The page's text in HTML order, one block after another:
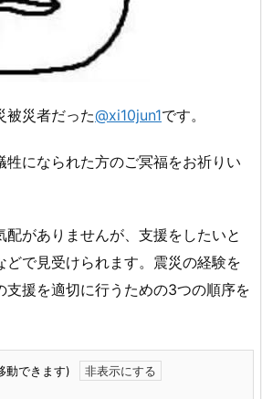
被災者だった@xi10jun1です。
牲になられた方のご冥福をお祈りい
がありませんが、支援をしたいと
どで見受けられます。震災の経験を
支援を適切に行うための3つの順序を
動できます)